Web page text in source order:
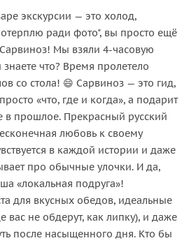
экскурсии — это холод,
ради фото", вы просто ещё
Мы взяли 4-часовую
что? Время пролетело
со стола! 😄 Сарвиноз — это гид,
«что, где и когда», а подарит
в прошлое. Прекрасный русский
любовь к своему
в каждой истории и даже
про обычные улочки. И да,
«локальная подруга»!
для вкусных обедов, идеальные
вас не обдерут, как липку), и даже
после насыщенного дня. Кто бы